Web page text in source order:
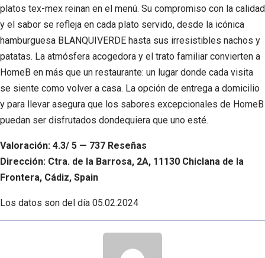
platos tex-mex reinan en el menú. Su compromiso con la calidad
y el sabor se refleja en cada plato servido, desde la icónica
hamburguesa BLANQUIVERDE hasta sus irresistibles nachos y
patatas. La atmósfera acogedora y el trato familiar convierten a
HomeB en más que un restaurante: un lugar donde cada visita
se siente como volver a casa. La opción de entrega a domicilio
y para llevar asegura que los sabores excepcionales de HomeB
puedan ser disfrutados dondequiera que uno esté.
Valoración: 4.3/ 5 — 737 Reseñas
Dirección: Ctra. de la Barrosa, 2A, 11130 Chiclana de la
Frontera, Cádiz, Spain
Los datos son del día 05.02.2024